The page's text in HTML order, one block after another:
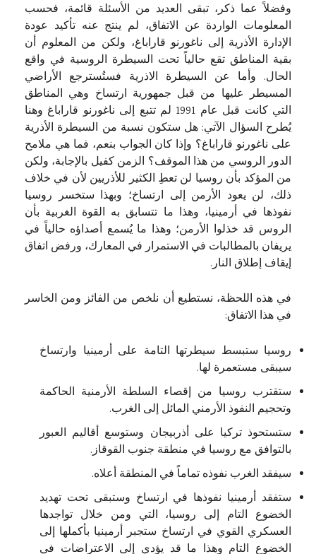
وفضلاً عما ذكر، تبقى العديد من الأسئلة قائمة، فحسب
المعلومات الواردة عن الاتفاق، لم ينتج عنه تأكيد عودة
الإدارة الأذرية إلى ناغورنو قاراباغ، ولكن من المعلوم أن
بقية المناطق تقع حالياً تحت السيطرة الروسية في واقع
الحال. وأما عن السيطرة الاذرية فستُسترجع الأراضي
المسيطر عليها من قبل جمهورية ارتساخ وهي المناطق
التي كانت قبل عام 1991 لم تتبع إلى ناغورنو قاراباغ وهنا
يُطرح السؤال الآتي: هل ستكون نسبة من السيطرة الأذرية
على ناغورنو قاراباغ؟ وإذا كان الجواب بنعم، فما هي ملامح
الدور الروسي من هذا الموقف؟ الزمن كفيل بالإجابة، ولكن
من المؤكد بأن روسيا لن تعطِ الكثير للأذريين لأن في خلاف
ذلك، لن يعود الأرمن إلى ارتساخ؛ وبهذا ستخسر روسيا
نفوذها في أرمينيا، وهذا ما تتسابق به القوة الغربية بأن
الروس قد خذلوا الأرمن؛ وهذا ما يُسمع أصداؤه حالياً في
يريفان بالمطالبات في الاستمرار في المعارك، ورفض اتفاق
إيقاف إطلاق النار.
في هذه اللحظة، نستطيع أن نلخص من الفائز ومن الخاسر
في هذا الاتفاق:
روسيا ستبسط سيطرتها التامة على أرمينيا وارتساخ
سيبقى مستعمرة لها.
ستقترب روسيا من إقصاء السلطة الأرمنية الحاكمة
وتحجيم النفوذ الأرمني المائل إلى الغرب.
ستستحوذ تركيا على أذربيجان وستوسع أقاليم العبور
بالتوافق مع روسيا في منطقة جنوب القوقاز.
سيفقد الغرب نفوذه تماماً في المنطقة أعلاه.
ستفقد أرمينيا نفوذها في ارتساخ وستبقى تحت تهديد
الخضوع التام إلى روسيا، التي ومن خلال تواجدها
العسكري القوي في ارتساخ ستجبر أرمينيا بأكملها إلى
الخضوع التام وهذا ما قد يؤدي إلى الاعتراضات في